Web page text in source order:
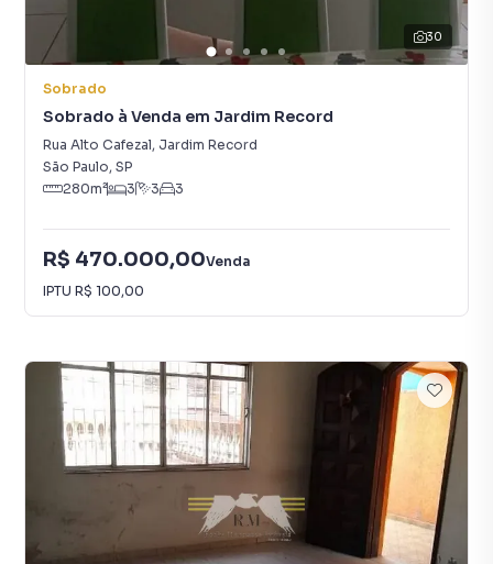
30
Sobrado
Sobrado à Venda em Jardim Record
Rua Alto Cafezal, Jardim Record
São Paulo, SP
280m² 3 3 3
R$ 470.000,00Venda
IPTU R$ 100,00